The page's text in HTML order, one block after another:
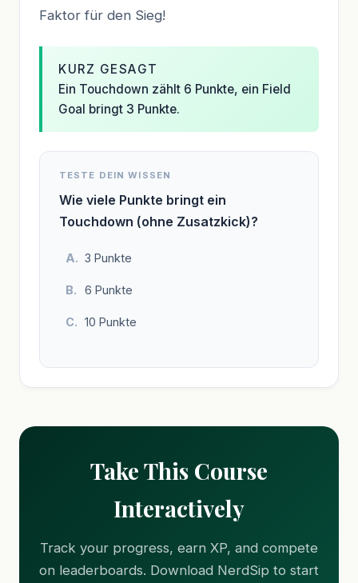
Faktor für den Sieg!
KURZ GESAGT
Ein Touchdown zählt 6 Punkte, ein Field
Goal bringt 3 Punkte.
TESTE DEIN WISSEN
Wie viele Punkte bringt ein
Touchdown (ohne Zusatzkick)?
3 Punkte
6 Punkte
10 Punkte
Take This Course
Interactively
Track your progress, earn XP, and compete
on leaderboards. Download NerdSip to start